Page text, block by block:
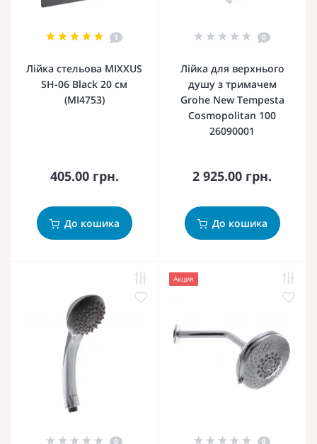
1
Лійка стельова MIXXUS
SH-06 Black 20 см
(MI4753)
405.00 грн.
До кошика
0
Лійка для верхнього
душу з тримачем
Grohe New Tempesta
Cosmopolitan 100
26090001
2 925.00 грн.
До кошика
0
Акция
0